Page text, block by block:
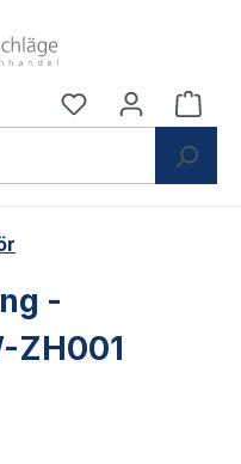
Du hast 0
-
ZH001